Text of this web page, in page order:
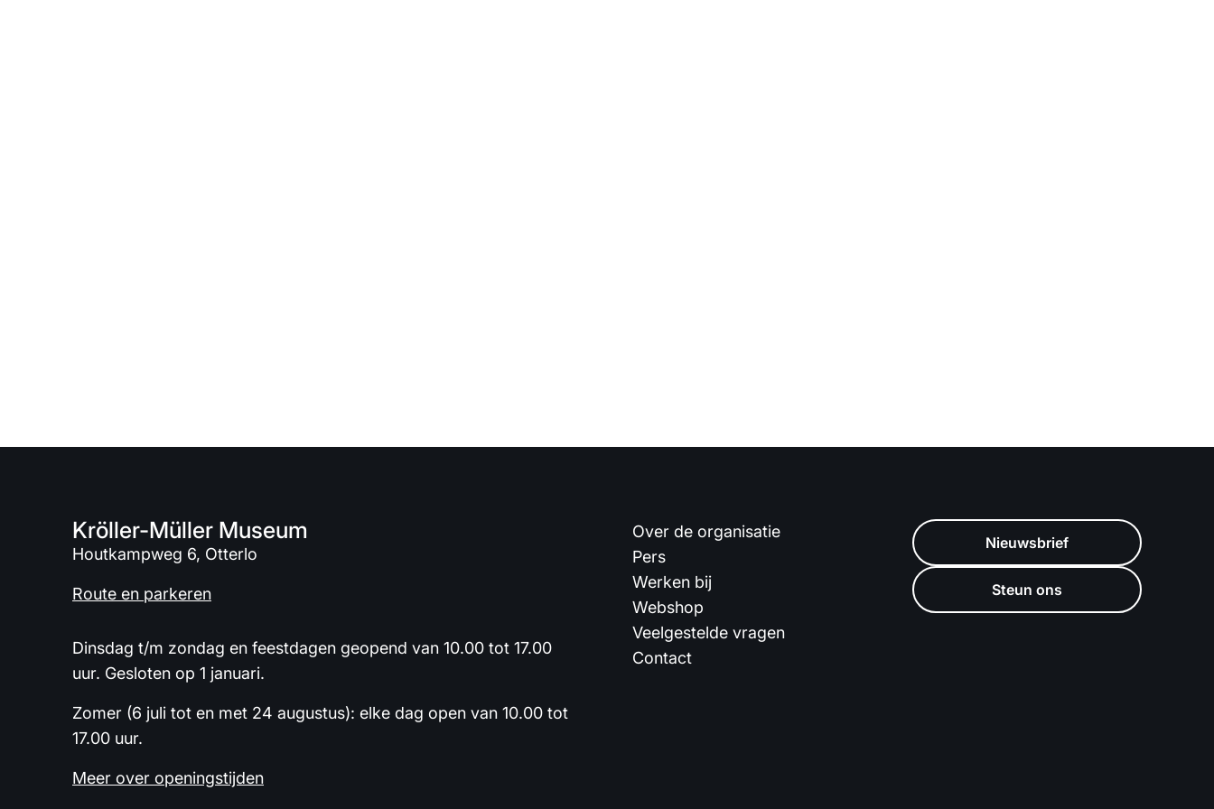
Kröller-Müller Museum
Houtkampweg 6, Otterlo
Route en parkeren
Dinsdag t/m zondag en feestdagen geopend van 10.00 tot 17.00
uur. Gesloten op 1 januari.
Zomer (6 juli tot en met 24 augustus): elke dag open van 10.00 tot
17.00 uur.
Meer over openingstijden
Over de organisatie
Pers
Werken bij
Webshop
Veelgestelde vragen
Contact
Nieuwsbrief
Steun ons